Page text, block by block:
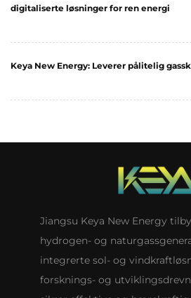
digitaliserte løsninger for ren energi
Keya New Energy: Leverer pålitelig
Jiangsu Keya New Energy
hydrogen- og
integrerte sol- og
forsknings- og